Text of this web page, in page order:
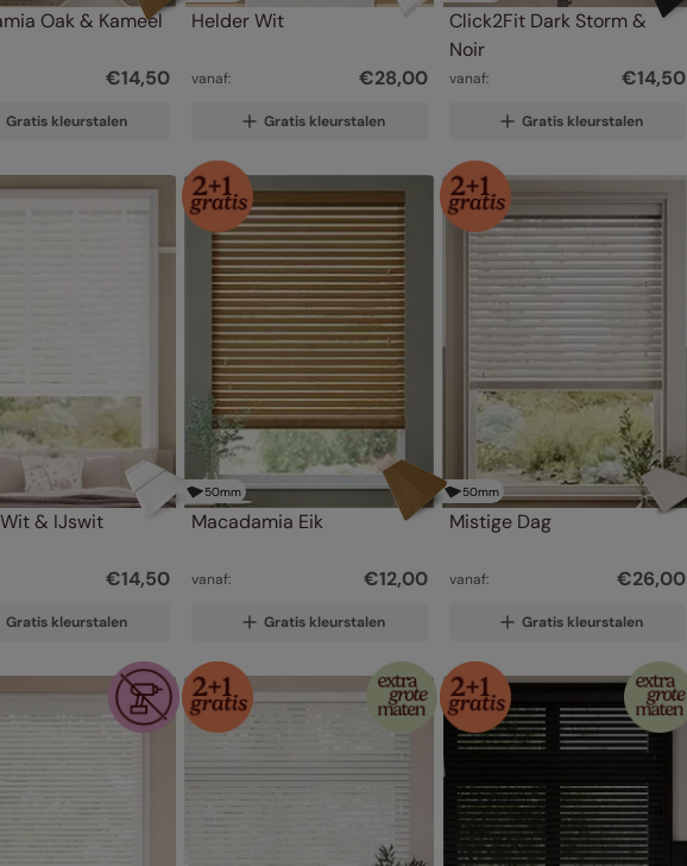
Oak & Kameel
€14,50
Gratis kleurstalen
Helder Wit
vanaf: €28,00
Gratis kleurstalen
Click2Fit Dark Storm &
Noir
vanaf: €14,50
Gratis kleurstalen
& IJswit
€14,50
Gratis kleurstalen
50mm
Macadamia Eik
vanaf: €12,00
Gratis kleurstalen
50mm
Mistige Dag
vanaf: €26,00
Gratis kleurstalen